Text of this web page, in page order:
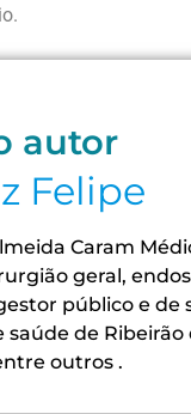
autor
Felipe
Caram
geral,
público e de
de Ribeirão
outros .